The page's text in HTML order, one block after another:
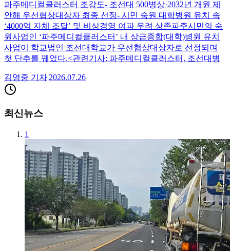
파주메디컬클러스터 조감도- 조선대 500병상·2032년 개원 제
안해 우선협상대상자 최종 선정- 시민 숙원 대학병원 유치 속
‘4000억 자체 조달’ 및 비상경영 여파 우려 상존파주시민의 숙
원사업인 ‘파주메디컬클러스터’ 내 상급종합(대학)병원 유치
사업이 학교법인 조선대학교가 우선협상대상자로 선정되며
첫 단추를 꿰었다.<관련기사: 파주메디컬클러스터, 조선대병
김영중 기자|2026.07.26
최신뉴스
1